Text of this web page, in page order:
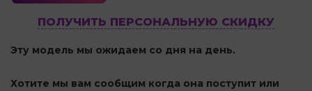
ПОЛУЧИТЬ ПЕРСОНАЛЬНУЮ СКИДКУ
Эту модель мы ожидаем со дня на день.
Хотите мы вам сообщим когда она поступит или